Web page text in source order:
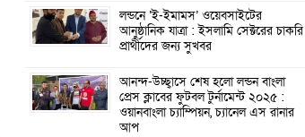
লন্ডনে ‘ই-ইমামস’ ওয়েবসাইটের
আনুষ্ঠানিক যাত্রা : ইসলামি সেক্টরের চাকরি
প্রার্থীদের জন্য সুখবর
আনন্দ-উচ্ছ্বাসে শেষ হলো লন্ডন বাংলা
প্রেস ক্লাবের ফুটবল টুর্নামেন্ট ২০২৫ :
ওয়ানবাংলা চ্যাম্পিয়ন, চ্যানেল এস রানার
আপ